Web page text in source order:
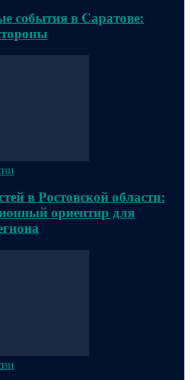
события в Саратове:
в Ростовской области:
ориентир для